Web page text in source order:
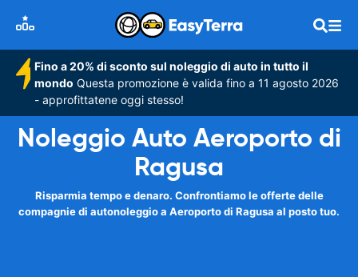
Fino a 20% di sconto sul noleggio di auto in tutto il
mondo Questa promozione è valida fino a 11 agosto 2026
- approfittatene oggi stesso!
Noleggio Auto Aeroporto di
Ragusa
Risparmia tempo e denaro. Confrontiamo le offerte delle
compagnie di autonoleggio a Aeroporto di Ragusa al posto tuo.